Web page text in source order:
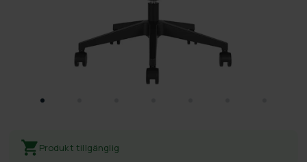
Produkt tillgänglig